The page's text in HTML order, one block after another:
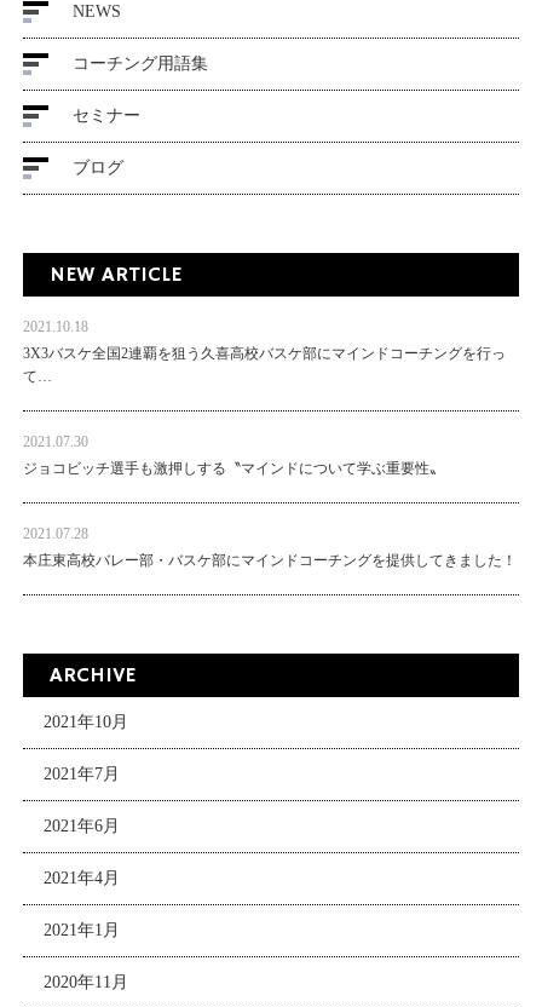
NEWS
コーチング用語集
セミナー
ブログ
NEW ARTICLE
2021.10.18
3X3バスケ全国2連覇を狙う久喜高校バスケ部にマインドコーチングを行っ
て…
2021.07.30
ジョコビッチ選手も激押しする〝マインドについて学ぶ重要性〟
2021.07.28
本庄東高校バレー部・バスケ部にマインドコーチングを提供してきました！
ARCHIVE
2021年10月
2021年7月
2021年6月
2021年4月
2021年1月
2020年11月